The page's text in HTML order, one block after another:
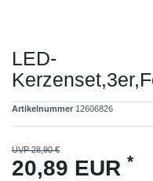
LED-
Artikelnummer 12606826
UVP 28,90 €
20,89 EUR *